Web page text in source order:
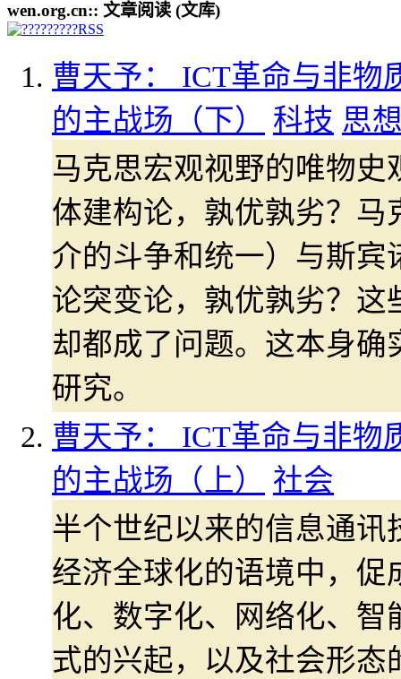
wen.org.cn:: 文章阅读 (文库)
曹天予： ICT革命与非物
的主战场（下）
科技 思
马克思宏观视野的唯物
体建构论，孰优孰劣？
介的斗争和统一）与斯
论突变论，孰优孰劣？
却都成了问题。这本身
研究。
曹天予： ICT革命与非物
的主战场（上）
社会
半个世纪以来的信息通
经济全球化的语境中，
化、数字化、网络化、
式的兴起，以及社会形